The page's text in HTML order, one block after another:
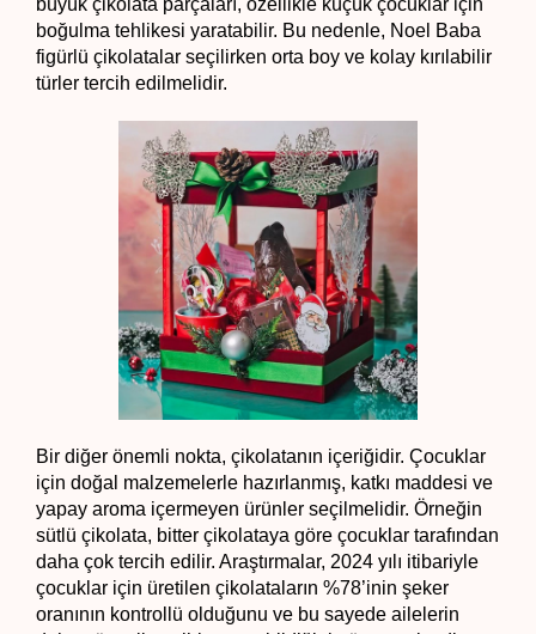
boğulma tehlikesi yaratabilir. Bu nedenle, Noel Baba
figürlü çikolatalar seçilirken orta boy ve kolay kırılabilir
türler tercih edilmelidir.
Bir diğer önemli nokta, çikolatanın içeriğidir. Çocuklar
için doğal malzemelerle hazırlanmış, katkı maddesi ve
yapay aroma içermeyen ürünler seçilmelidir. Örneğin
sütlü çikolata, bitter çikolataya göre çocuklar tarafından
daha çok tercih edilir. Araştırmalar, 2024 yılı itibariyle
çocuklar için üretilen çikolataların %78’inin şeker
oranının kontrollü olduğunu ve bu sayede ailelerin